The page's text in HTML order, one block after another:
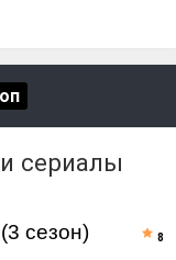
сериалы
сезон) 8